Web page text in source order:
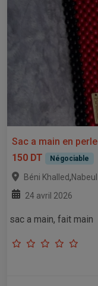
Sac a main en perle
150 DT
Négociable
Béni Khalled,Nabeul
24 avril 2026
sac a main, fait main